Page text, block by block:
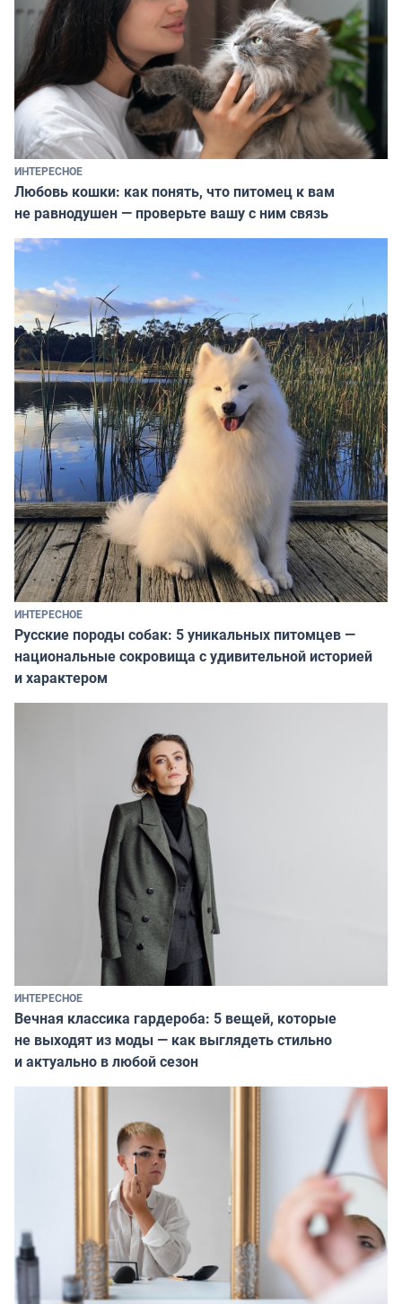
ИНТЕРЕСНОЕ
Любовь кошки: как понять, что питомец к вам
не равнодушен — проверьте вашу с ним связь
ИНТЕРЕСНОЕ
Русские породы собак: 5 уникальных питомцев —
национальные сокровища с удивительной историей
и характером
ИНТЕРЕСНОЕ
Вечная классика гардероба: 5 вещей, которые
не выходят из моды — как выглядеть стильно
и актуально в любой сезон